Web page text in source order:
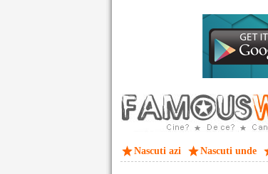
Nascuti azi Nascuti unde